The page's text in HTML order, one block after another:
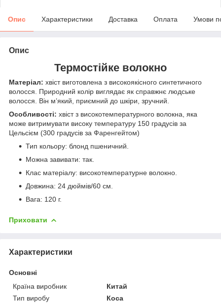
Опис Характеристики Доставка Оплата Умови
Опис
Термостійке волокно
Матеріал: хвіст виготовлена з високоякісного синтетичного
волосся. Природний колір виглядає як справжнє людське
волосся. Він м’який, приємний до шкіри, зручний.
Особливості: хвіст з високотемпературного волокна, яка
може витримувати високу температуру 150 градусів за
Цельсієм (300 градусів за Фаренгейтом)
Тип кольору: блонд пшеничний.
Можна завивати: так.
Клас матеріалу: високотемпературне волокно.
Довжина: 24 дюймів/60 см.
Вага: 120 г.
Приховати
Характеристики
Основні
Країна виробник
Китай
Тип виробу
Коса